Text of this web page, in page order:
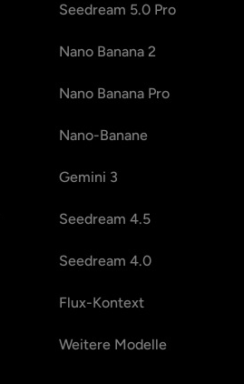
Seedream 5.0 Pro
Nano Banana 2
Nano Banana Pro
Nano-Banane
Gemini 3
Seedream 4.5
Seedream 4.0
Flux-Kontext
Weitere Modelle